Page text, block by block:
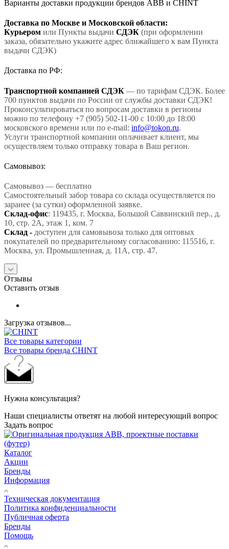
Варианты доставки продукции брендов ABB и CHINT
Доставка по Москве и Московской области:
Курьером или Пункты выдачи СДЭК (при оформлении
заказа, обязательно укажите адрес ближайшего к вам Пункта
выдачи СДЭК)
Доставка по РФ:
Транспортной компанией СДЭК — по тарифам СДЭК. Более
700 пунктов выдачи по России от службы доставки СДЭК!
Проконсультироваться по вопросам доставки в регионы
можно по телефону +7 (905) 502-11-00 с 10:00 до 18:00
московского времени или по e-mail: info@tokon.ru.
Услуги транспортной компании оплачивает клиент, мы
осуществляем только отправку товара в Ваш регион.
Самовывоз:
Самовывоз — бесплатно
Самостоятельный забор товара со склада осуществляется по
заранее (за сутки) оформленной заявке.
Склад-офис: 119435, г. Москва, Большой Саввинский пер., д.
10, стр. 2А, этаж 1, ком. 7
Склад - доступен для самовывоза только для оптовых
покупателей по предварительному согласованию: 115516, г.
Москва, ул. Промышленная, д. 11А, стр. 47.
Отзывы
Оставить отзыв
Загрузка отзывов...
Все товары категории
Все товары бренда CHINT
Нужна консультация?
Наши специалисты ответят на любой интересующий вопрос
Задать вопрос
Каталог
Акции
Бренды
Информация
Техническая документация
Политика конфиденциальности
Публичная оферта
Бренды
Помощь